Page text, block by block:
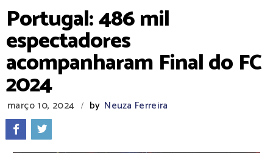
Portugal: 486 mil
espectadores
acompanharam Final do FC
2024
março 10, 2024 / by Neuza Ferreira